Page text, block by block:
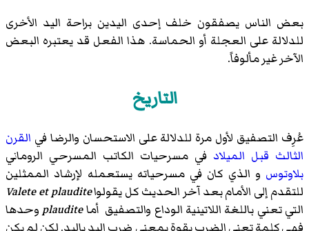
بعض الناس يصفقون خلف إحدى اليدين براحة اليد الأخرى
للدلالة على العجلة أو الحماسة. هذا الفعل قد يعتبره البعض
الآخر غير مألوفاً.
التاريخ
عُرِف التصفيق لأول مرة للدلالة على الاستحسان والرضا في القرن
الثالث قبل الميلاد في مسرحيات الكاتب المسرحي الروماني
بلاوتوس و الذي كان في مسرحياته يستعمله لإرشاد الممثلين
للتقدم إلى الأمام بعد آخر الحديث كل يقولواValete et plaudite
التي تعني باللغة اللاتينية الوداع والتصفيق أماplaudite وحدها